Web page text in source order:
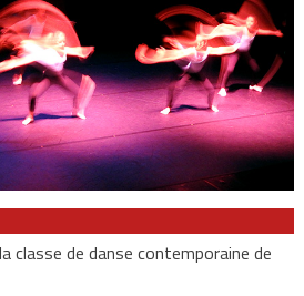
classe de danse contemporaine de